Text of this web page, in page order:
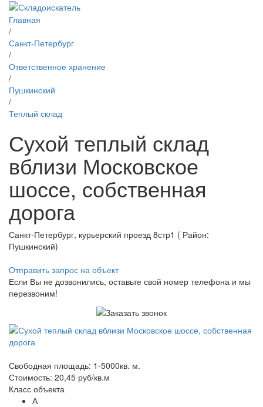
Главная
/
Санкт-Петербург
/
Ответственное хранение
/
Пушкинский
/
Теплый склад
Сухой теплый склад
вблизи Московское
шоссе, собственная
дорога
Санкт-Петербург, курьерский проезд 8стр1 ( Район:
Пушкинский)
Отправить запрос на объект
Если Вы не дозвонились, оставьте свой номер телефона и мы
перезвоним!
Свободная площадь: 1-5000кв. м.
Стоимость: 20,45 руб/кв.м
Класс объекта
А